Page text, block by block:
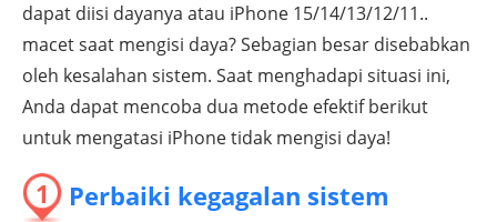
dapat diisi dayanya atau iPhone 15/14/13/12/11..
macet saat mengisi daya? Sebagian besar disebabkan
oleh kesalahan sistem. Saat menghadapi situasi ini,
Anda dapat mencoba dua metode efektif berikut
untuk mengatasi iPhone tidak mengisi daya!
1
Perbaiki kegagalan sistem